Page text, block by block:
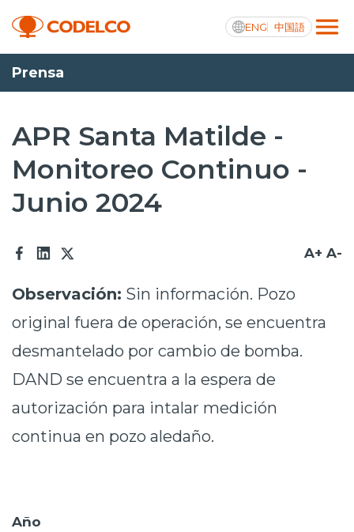
ENG 中国語
Transparencia activa
Nosotros
Operaciones
Inversionistas
Prensa
Trabaja en Codelco
Transparencia activa
Prensa
APR Santa Matilde -
Monitoreo Continuo -
Junio 2024
A+ A-
Observación: Sin información. Pozo
original fuera de operación, se encuentra
desmantelado por cambio de bomba.
DAND se encuentra a la espera de
autorización para intalar medición
continua en pozo aledaño.
Año